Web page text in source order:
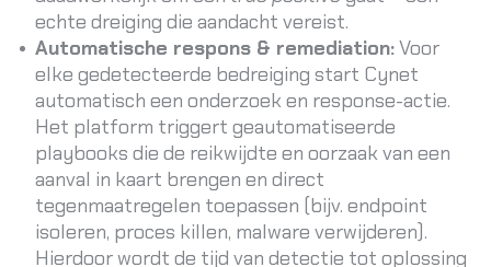
echte dreiging die aandacht vereist.
Automatische respons & remediation:Voor
elke gedetecteerde bedreiging start Cynet
automatisch een onderzoek en response-actie.
Het platform triggert geautomatiseerde
playbooks die de reikwijdte en oorzaak van een
aanval in kaart brengen en direct
tegenmaatregelen toepassen (bijv. endpoint
isoleren, proces killen, malware verwijderen).
Hierdoor wordt de tijd van detectie tot oplossing